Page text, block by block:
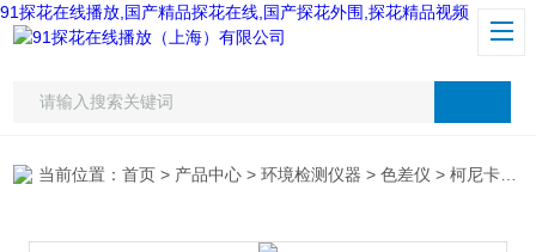
91探花在线播放,国产精品探花在线,国产探花外围,探花精品视频
当前位置：首页 > 产品中心 >环境检测仪器 >色差仪 > 柯尼卡美能达CR-10Plus色差仪